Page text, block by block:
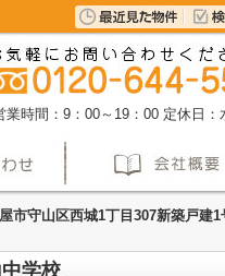
業時間：9：00～19：00 定休日：
市守山区西城1丁目307新築戸建1
学校